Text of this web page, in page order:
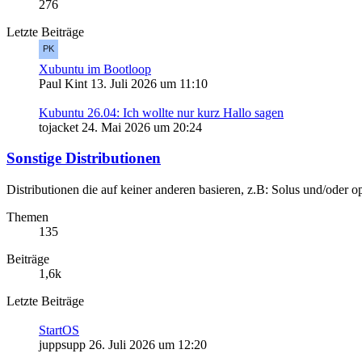
276
Letzte Beiträge
Xubuntu im Bootloop
Paul Kint 13. Juli 2026 um 11:10
Kubuntu 26.04: Ich wollte nur kurz Hallo sagen
tojacket 24. Mai 2026 um 20:24
Sonstige Distributionen
Distributionen die auf keiner anderen basieren, z.B: Solus und/oder
Themen
135
Beiträge
1,6k
Letzte Beiträge
StartOS
juppsupp 26. Juli 2026 um 12:20